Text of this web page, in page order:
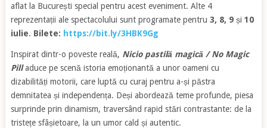
aflat la București special pentru acest eveniment. Alte 4
reprezentații ale spectacolului sunt programate pentru 3, 8, 9 și 10
iulie. Bilete: https://bit.ly/3HBK9Gg
Inspirat dintr-o poveste reală, Nicio pastilă magică / No Magic
Pilladuce pe scenă istoria emoționantă a unor oameni cu
dizabilități motorii, care luptă cu curaj pentru a-și păstra
demnitatea și independența. Deși abordează teme profunde, piesa
surprinde prin dinamism, traversând rapid stări contrastante: de la
tristețe sfâșietoare, la un umor cald și autentic.